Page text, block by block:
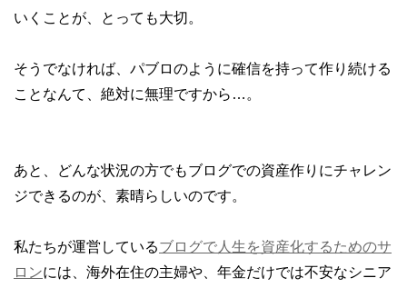
いくことが、とっても大切。
そうでなければ、パブロのように確信を持って作り続ける
ことなんて、絶対に無理ですから…。
あと、どんな状況の方でもブログでの資産作りにチャレン
ジできるのが、素晴らしいのです。
私たちが運営しているブログで人生を資産化するためのサ
ロンには、海外在住の主婦や、年金だけでは不安なシニア